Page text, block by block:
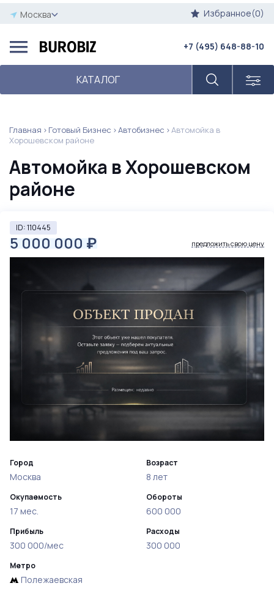
Москва Избранное(0)
КАТАЛОГ
+7 (495) 648-88-10
Главная Готовый Бизнес Автобизнес
Автомойка в
Хорошевском районе
Автомойка в Хорошевском
районе
ID: 110445
5 000 000 ₽ предложить свою цену
Город
Москва
Окупаемость
17 мес.
Прибыль
300 000/мес
Возраст
8 лет
Обороты
600 000
Расходы
300 000
Метро
Полежаевская